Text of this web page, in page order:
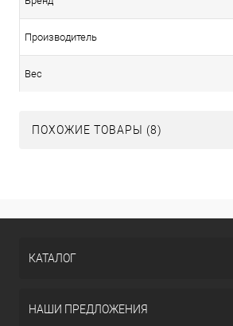
Производитель
Вес
ПОХОЖИЕ ТОВАРЫ (8)
КАТАЛОГ
НАШИ ПРЕДЛОЖЕНИЯ